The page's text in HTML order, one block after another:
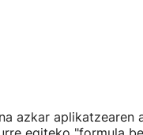
azkar aplikatzearen